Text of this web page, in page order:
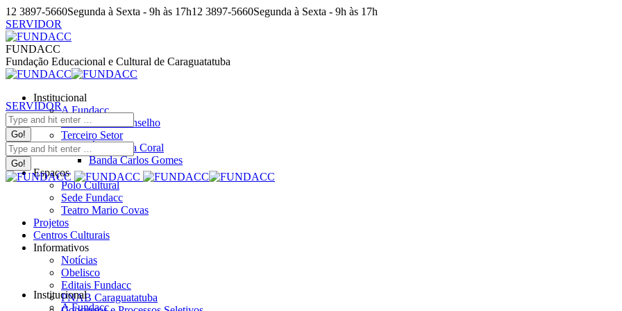
Pular
para
o
conteúdo
12 3897-5660Segunda à Sexta - 9h às 17h12 3897-5660Segunda à Sexta - 9h às 17h
SERVIDOR
Facebook
page
opens
in
window
Instagram
page
opens
in
window
YouTube
page
opens
in
window
Facebook
page
opens
in
window
Instagram
page
opens
in
window
YouTube
page
opens
in
window
FUNDACC
Fundação Educacional e Cultural de Caraguatatuba
Institucional
A Fundacc
Comissões e Conselho
Terceiro Setor
Água Viva Coral
Banda Carlos Gomes
Espaços
Polo Cultural
Sede Fundacc
Teatro Mario Covas
Projetos
Centros Culturais
Informativos
Notícias
Obelisco
Editais Fundacc
PNAB Caraguatatuba
SERVIDOR
Search:
Search:
Institucional
A Fundacc